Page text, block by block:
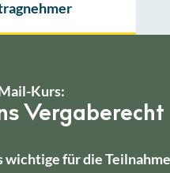
Kurs:
Vergaberecht
wichtige für die Teilnahme